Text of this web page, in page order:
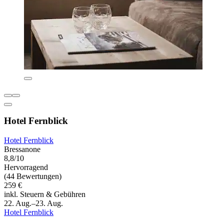
Hotel Fernblick
Hotel Fernblick
Bressanone
8,8/10
Hervorragend
(44 Bewertungen)
259 €
inkl. Steuern & Gebühren
22. Aug.–23. Aug.
Hotel Fernblick